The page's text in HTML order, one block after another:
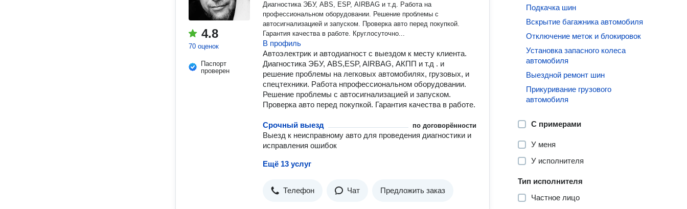
4.8
70 оценок
Паспорт
проверен
Диагностика ЭБУ, ABS, ESP, AIRBAG и т.д. Работа на
профессиональном оборудовании. Решение проблемы с
автосигнализацией и запуском. Проверка авто перед покупкой.
Гарантия качества в работе. Круглосуточно...
В профиль
Автоэлектрик и автодиагност с выездом к месту клиента.
Диагностика ЭБУ, ABS,ESP, AIRBAG, АКПП и т.д . и
решение проблемы на легковых автомобилях, грузовых, и
спецтехники. Работа нпрофессиональном оборудовании.
Решение проблемы с автосигнализацией и запуском.
Проверка авто перед покупкой. Гарантия качества в работе.
Срочный выезд по договорённости
Выезд к неисправному авто для проведения диагностики и
исправления ошибок
Ещё 13 услуг
Телефон Чат Предложить заказ
Подкачка шин
Вскрытие багажника автомобиля
Отключение меток и блокировок
Установка запасного колеса
автомобиля
Выездной ремонт шин
Прикуривание грузового
автомобиля
С примерами
У меня
У исполнителя
Тип исполнителя
Частное лицо